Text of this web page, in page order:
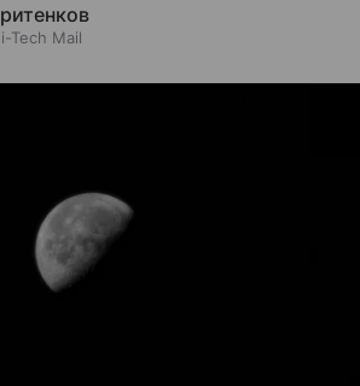
Tech Mail